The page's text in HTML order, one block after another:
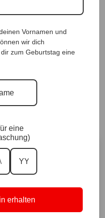
|Gr. UNI 40-46|,
Vornamen und
wir dich
zum Geburtstag eine
eine
erhalten